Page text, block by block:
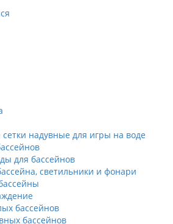
надувные для игры на воде
для бассейнов
светильники и фонари
бассейнов
бассейнов